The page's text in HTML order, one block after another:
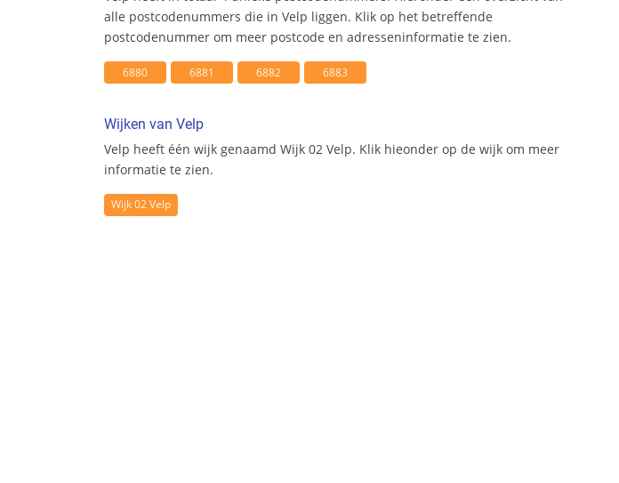
alle postcodenummers die in Velp liggen. Klik op het betreffende
postcodenummer om meer postcode en adresseninformatie te zien.
6880 6881 6882 6883
Wijken van Velp
Velp heeft één wijk genaamd Wijk 02 Velp. Klik hieonder op de wijk om meer
informatie te zien.
Wijk 02 Velp